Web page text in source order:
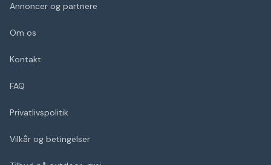
Annoncer og partnere
Om os
Kontakt
FAQ
Privatlivspolitik
Vilkår og betingelser